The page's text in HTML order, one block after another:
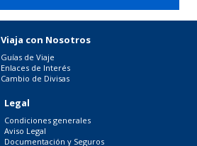
Viaja con Nosotros
Guías de Viaje
Enlaces de Interés
Cambio de Divisas
Legal
Condiciones generales
Aviso Legal
Documentación y Seguros